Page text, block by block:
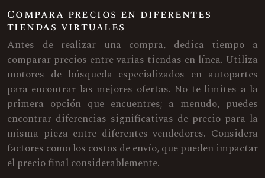
Compara precios en diferentes
tiendas virtuales
Antes de realizar una compra, dedica tiempo a
comparar precios entre varias tiendas en línea. Utiliza
motores de búsqueda especializados en autopartes
para encontrar las mejores ofertas. No te limites a la
primera opción que encuentres; a menudo, puedes
encontrar diferencias significativas de precio para la
misma pieza entre diferentes vendedores. Considera
factores como los costos de envío, que pueden impactar
el precio final considerablemente.